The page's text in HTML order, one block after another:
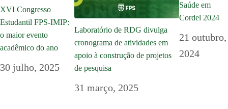
XVI Congresso
Estudantil FPS-IMIP:
o maior evento
acadêmico do ano
30 julho, 2025
Laboratório de RDG divulga
cronograma de atividades em
apoio à construção de projetos
de pesquisa
31 março, 2025
Saúde em
Cordel 2024
21 outubro,
2024